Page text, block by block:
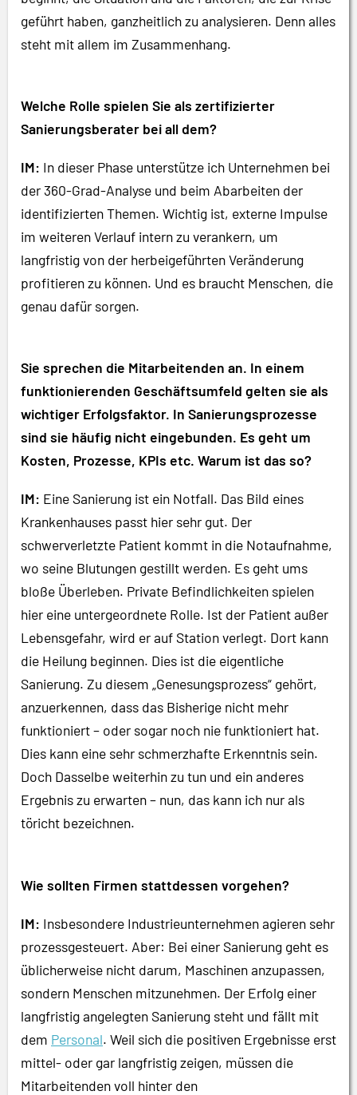
geführt haben, ganzheitlich zu analysieren. Denn alles
steht mit allem im Zusammenhang.
Welche Rolle spielen Sie als zertifizierter
Sanierungsberater bei all dem?
IM: In dieser Phase unterstütze ich Unternehmen bei
der 360-Grad-Analyse und beim Abarbeiten der
identifizierten Themen. Wichtig ist, externe Impulse
im weiteren Verlauf intern zu verankern, um
langfristig von der herbeigeführten Veränderung
profitieren zu können. Und es braucht Menschen, die
genau dafür sorgen.
Sie sprechen die Mitarbeitenden an. In einem
funktionierenden Geschäftsumfeld gelten sie als
wichtiger Erfolgsfaktor. In Sanierungsprozesse
sind sie häufig nicht eingebunden. Es geht um
Kosten, Prozesse, KPIs etc. Warum ist das so?
IM: Eine Sanierung ist ein Notfall. Das Bild eines
Krankenhauses passt hier sehr gut. Der
schwerverletzte Patient kommt in die Notaufnahme,
wo seine Blutungen gestillt werden. Es geht ums
bloße Überleben. Private Befindlichkeiten spielen
hier eine untergeordnete Rolle. Ist der Patient außer
Lebensgefahr, wird er auf Station verlegt. Dort kann
die Heilung beginnen. Dies ist die eigentliche
Sanierung. Zu diesem „Genesungsprozess“ gehört,
anzuerkennen, dass das Bisherige nicht mehr
funktioniert – oder sogar noch nie funktioniert hat.
Dies kann eine sehr schmerzhafte Erkenntnis sein.
Doch Dasselbe weiterhin zu tun und ein anderes
Ergebnis zu erwarten – nun, das kann ich nur als
töricht bezeichnen.
Wie sollten Firmen stattdessen vorgehen?
IM: Insbesondere Industrieunternehmen agieren sehr
prozessgesteuert. Aber: Bei einer Sanierung geht es
üblicherweise nicht darum, Maschinen anzupassen,
sondern Menschen mitzunehmen. Der Erfolg einer
langfristig angelegten Sanierung steht und fällt mit
dem Personal. Weil sich die positiven Ergebnisse erst
mittel- oder gar langfristig zeigen, müssen die
Mitarbeitenden voll hinter den